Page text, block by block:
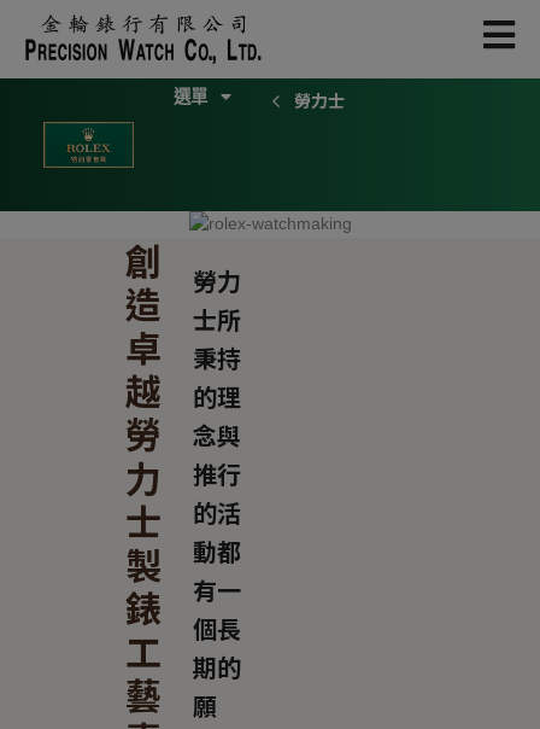
content
勞力士
創
造
卓
越
勞
力
士
製
錶
工
藝
勞力
士所
秉持
的理
念與
推行
的活
動都
有一
個長
期的
願